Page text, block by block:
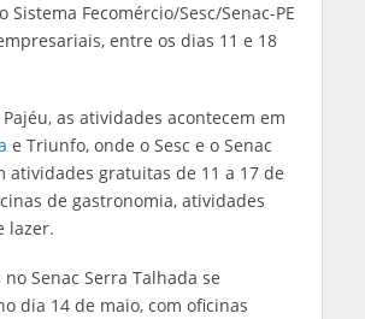
Sistema Fecomércio/Sesc/Senac-PE
entre os dias 11 e 18
as atividades acontecem em
e Triunfo, onde o Sesc e o Senac
atividades gratuitas de 11 a 17 de
de gastronomia, atividades
lazer.
Senac Serra Talhada se
dia 14 de maio, com oficinas